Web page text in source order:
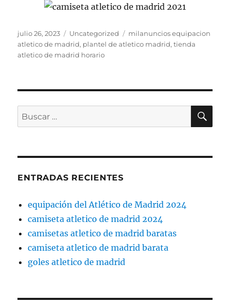
Publicado
el
julio 26, 2023 Categorías
Uncategorized Etiquetas
milanuncios equipacion
atletico de madrid, plantel de atletico madrid,tienda
atletico de madrid horario
Buscar
por:
ENTRADAS RECIENTES
equipación del Atlético de Madrid 2024
camiseta atletico de madrid 2024
camisetas atletico de madrid baratas
camiseta atletico de madrid barata
goles atletico de madrid